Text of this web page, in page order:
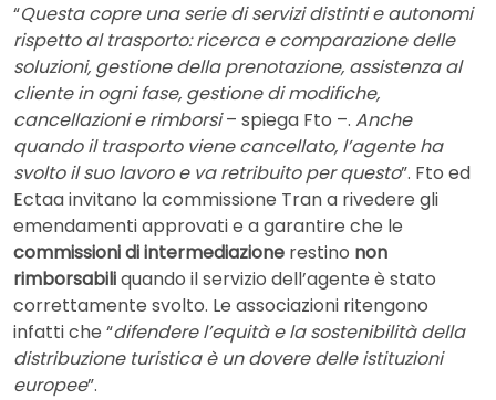
“Questa copre una serie di servizi distinti e autonomi
rispetto al trasporto: ricerca e comparazione delle
soluzioni, gestione della prenotazione, assistenza al
cliente in ogni fase, gestione di modifiche,
cancellazioni e rimborsi– spiega Fto –. Anche
quando il trasporto viene cancellato, l’agente ha
svolto il suo lavoro e va retribuito per questo”. Fto ed
Ectaa invitano la commissione Tran a rivedere gli
emendamenti approvati e a garantire che le
commissioni di intermediazione restino non
rimborsabiliquando il servizio dell’agente è stato
correttamente svolto. Le associazioni ritengono
infatti che “difendere l’equità e la sostenibilità della
distribuzione turistica è un dovere delle istituzioni
europee”.